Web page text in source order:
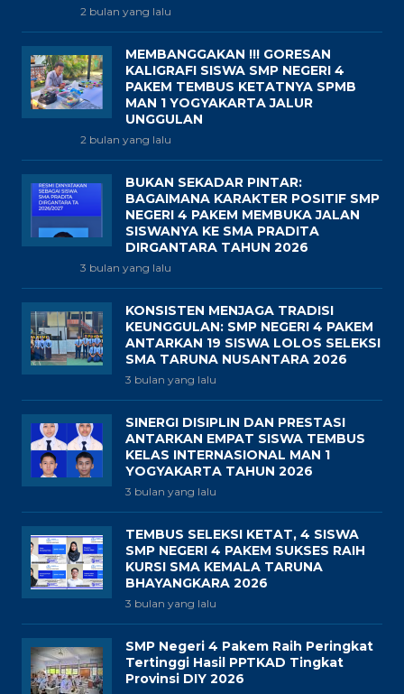
2 bulan yang lalu
MEMBANGGAKAN !!! GORESAN
KALIGRAFI SISWA SMP NEGERI 4
PAKEM TEMBUS KETATNYA SPMB
MAN 1 YOGYAKARTA JALUR
UNGGULAN
2 bulan yang lalu
BUKAN SEKADAR PINTAR:
BAGAIMANA KARAKTER POSITIF SMP
NEGERI 4 PAKEM MEMBUKA JALAN
SISWANYA KE SMA PRADITA
DIRGANTARA TAHUN 2026
3 bulan yang lalu
KONSISTEN MENJAGA TRADISI
KEUNGGULAN: SMP NEGERI 4 PAKEM
ANTARKAN 19 SISWA LOLOS SELEKSI
SMA TARUNA NUSANTARA 2026
3 bulan yang lalu
SINERGI DISIPLIN DAN PRESTASI
ANTARKAN EMPAT SISWA TEMBUS
KELAS INTERNASIONAL MAN 1
YOGYAKARTA TAHUN 2026
3 bulan yang lalu
TEMBUS SELEKSI KETAT, 4 SISWA
SMP NEGERI 4 PAKEM SUKSES RAIH
KURSI SMA KEMALA TARUNA
BHAYANGKARA 2026
3 bulan yang lalu
SMP Negeri 4 Pakem Raih Peringkat
Tertinggi Hasil PPTKAD Tingkat
Provinsi DIY 2026